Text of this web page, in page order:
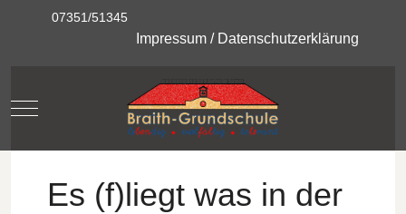
07351/51345
Impressum / Datenschutzerklärung
Mobile Menu Toggle
Es (f)liegt was in der